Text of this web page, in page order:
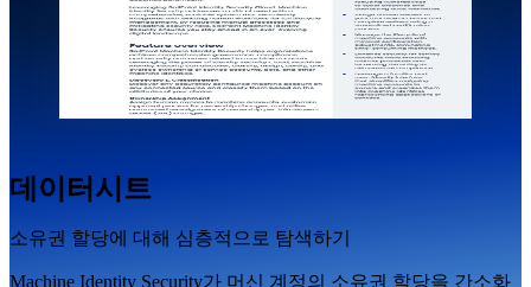
데이터시트
소유권 할당에 대해 심층적으로 탐색하기
Machine Identity Security가 머신 계정의 소유권 할당을 간소화